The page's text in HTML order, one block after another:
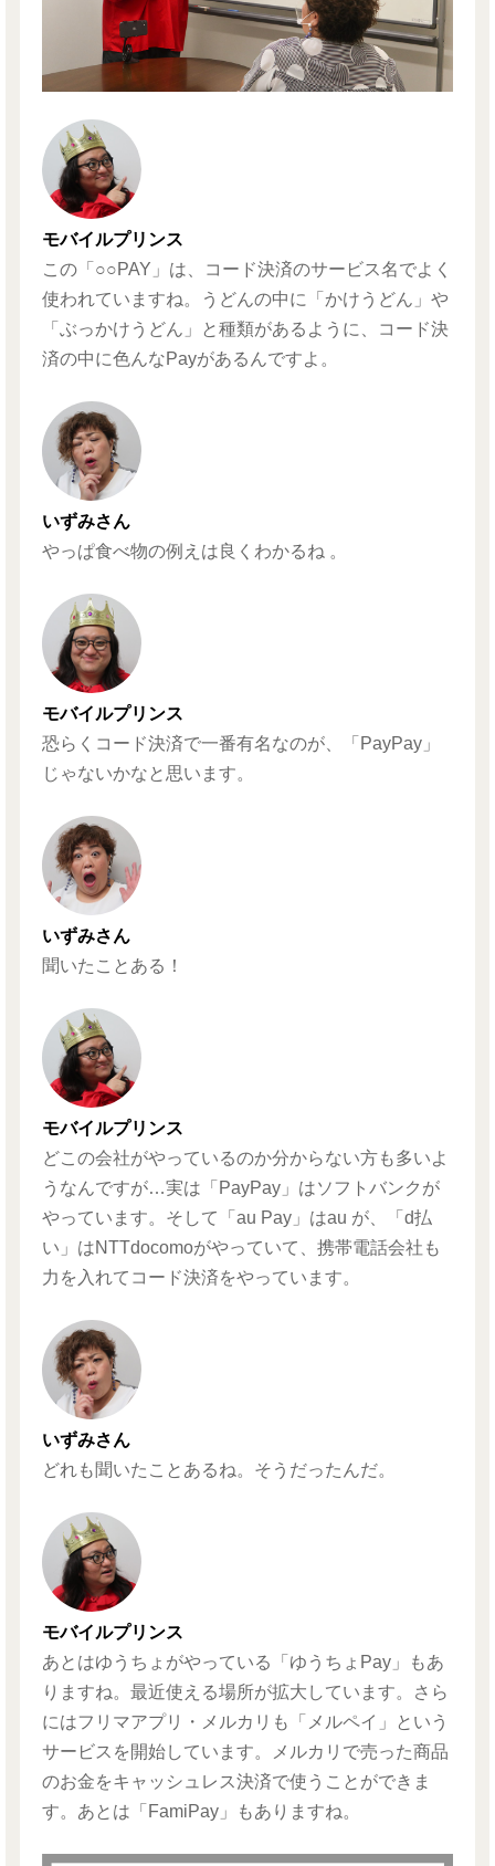
モバイルプリンス
この「○○PAY」は、コード決済のサービス名でよく
使われていますね。うどんの中に「かけうどん」や
「ぶっかけうどん」と種類があるように、コード決
済の中に色んなPayがあるんですよ。
いずみさん
やっぱ食べ物の例えは良くわかるね 。
モバイルプリンス
恐らくコード決済で一番有名なのが、「PayPay」
じゃないかなと思います。
いずみさん
聞いたことある！
モバイルプリンス
どこの会社がやっているのか分からない方も多いよ
うなんですが…実は「PayPay」はソフトバンクが
やっています。そして「au Pay」はau が、「d払
い」はNTTdocomoがやっていて、携帯電話会社も
力を入れてコード決済をやっています。
いずみさん
どれも聞いたことあるね。そうだったんだ。
モバイルプリンス
あとはゆうちょがやっている「ゆうちょPay」もあ
りますね。最近使える場所が拡大しています。さら
にはフリマアプリ・メルカリも「メルペイ」という
サービスを開始しています。メルカリで売った商品
のお金をキャッシュレス決済で使うことができま
す。あとは「FamiPay」もありますね。